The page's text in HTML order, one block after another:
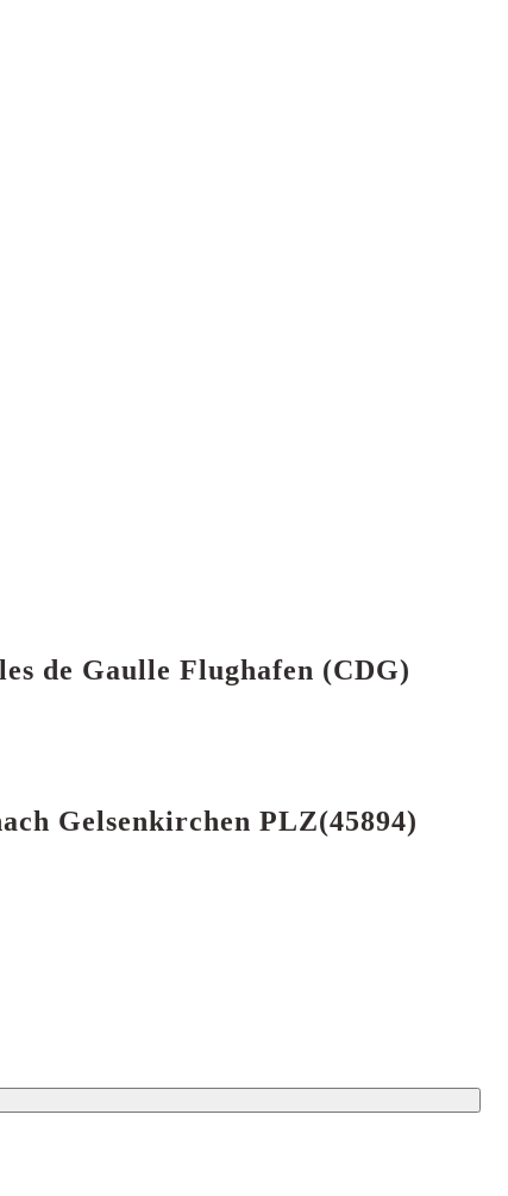
de Gaulle Flughafen (CDG)
Gelsenkirchen PLZ(45894)